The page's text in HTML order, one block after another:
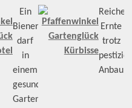
Ein
Bienenhotel
darf
in
einem
gesunden
Garten
Reiche
Ernte
trotz
Anbau